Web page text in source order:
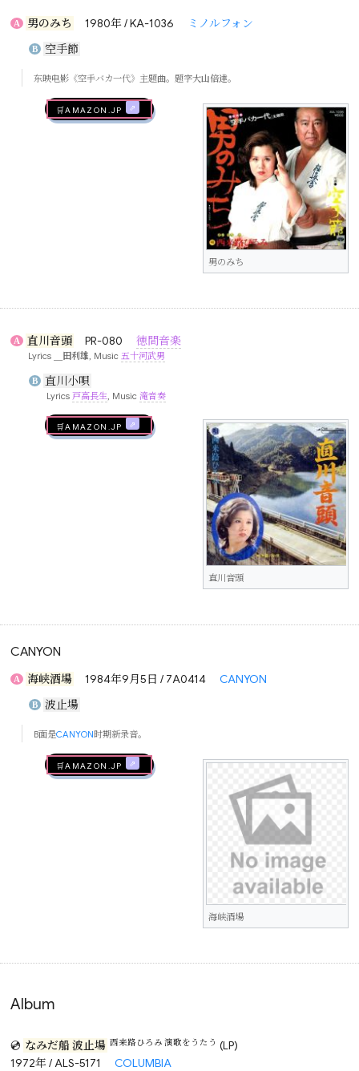
A 男のみち 1980年 / KA-1036 ミノルフォン
B 空手節
东映电影《空手バカ一代》主题曲。题字大山倍達。
男のみち
🛒AMAZON.jp
A 直川音頭 PR-080 徳間音楽
Lyrics ＿田利雄, Music五十河武男
B 直川小唄
Lyrics 戸高長生, Music 滝音奏
直川音頭
🛒AMAZON.jp
CANYON
A 海峡酒場 1984年9月5日 / 7A0414 CANYON
B 波止場
B面是CANYON时期新录音。
海峡酒場
🛒AMAZON.jp
Album
💿 なみだ船 波止場 西来路ひろみ 演歌をうたう (LP)
1972年 / ALS-5171
COLUMBIA